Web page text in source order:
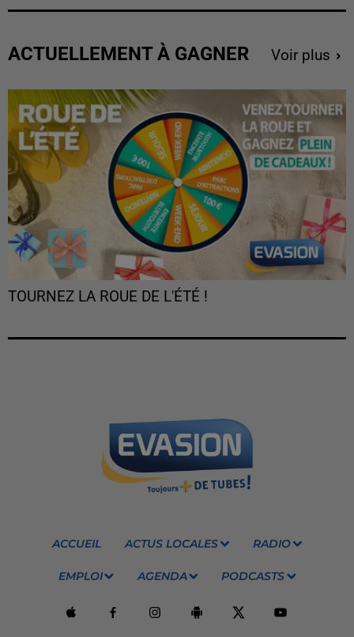
ACTUELLEMENT À GAGNER Voir plus
TOURNEZ LA ROUE DE L'ÉTÉ !
ACCUEIL ACTUS LOCALES RADIO
EMPLOI AGENDA PODCASTS